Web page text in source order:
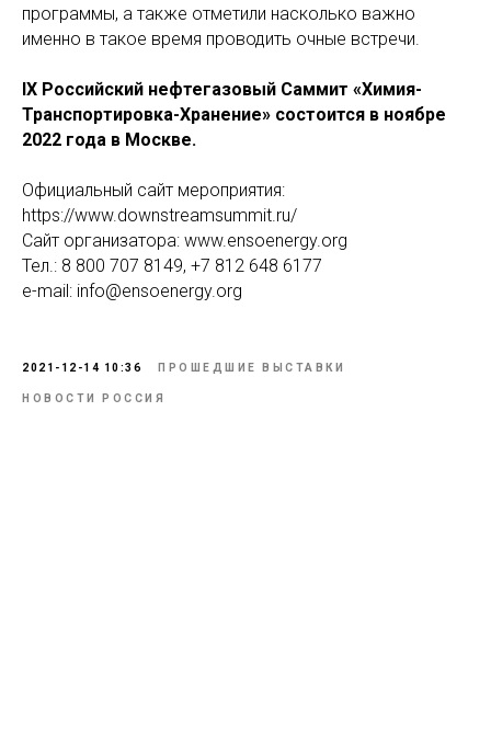
программы, а также отметили насколько важно
именно в такое время проводить очные встречи.
IX Российский нефтегазовый Саммит «Химия-
Транспортировка-Хранение» состоится в ноябре
2022 года в Москве.
Официальный сайт мероприятия:
https://www.downstreamsummit.ru/
Сайт организатора: www.ensoenergy.org
Тел.: 8 800 707 8149, +7 812 648 6177
e-mail: info@ensoenergy.org
2021-12-14 10:36 ПРОШЕДШИЕ ВЫСТАВКИ
НОВОСТИ РОССИЯ